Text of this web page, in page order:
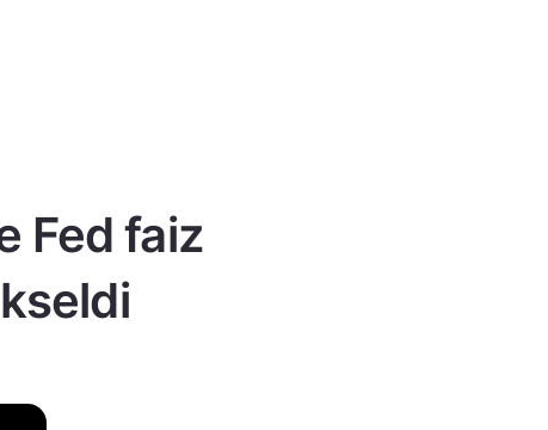
Fed faiz